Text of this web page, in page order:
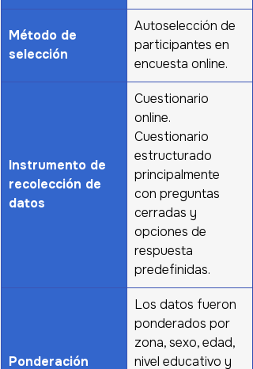
Método de
selección
Autoselección de
participantes en
encuesta online.
Instrumento de
recolección de
datos
Cuestionario
online.
Cuestionario
estructurado
principalmente
con preguntas
cerradas y
opciones de
respuesta
predefinidas.
Ponderación
Los datos fueron
ponderados por
zona, sexo, edad,
nivel educativo y